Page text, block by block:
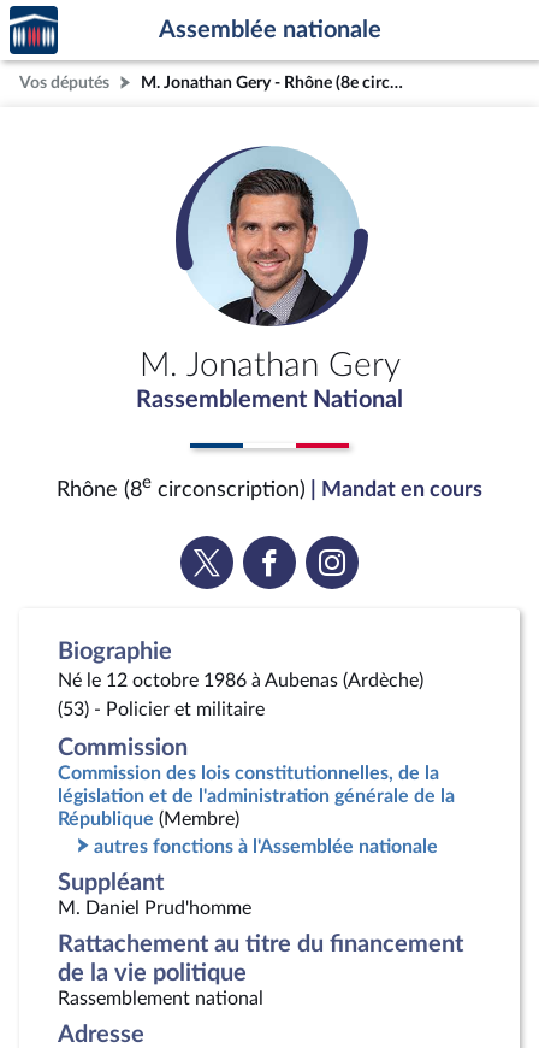
Aller au contenu
Aller en bas de la page
Accèder
à la
page
d'accueil
Assemblée nationale
Vos députés M. Jonathan Gery - Rhône (8e circonscription)
M. Jonathan Gery
Rassemblement National
Rhône (8e circonscription) | Mandat en cours
Voir
la
Voir
la
Voir
la
Biographie
Né le 12 octobre 1986 à Aubenas (Ardèche)
(53) - Policier et militaire
Commission
Commission des lois constitutionnelles, de la
législation et de l'administration générale de la
République (Membre)
autres fonctions à l'Assemblée nationale
Suppléant
M. Daniel Prud'homme
Rattachement au titre du financement
de la vie politique
Rassemblement national
Adresse